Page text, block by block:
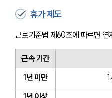
휴가 제도
근로기준법 제60조에 따르면 연
근속 기간
1년 미만